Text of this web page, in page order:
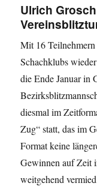
Ulrich
Mit 16
Schachklubs
die Ende Januar in
diesmal im
Zug“ statt, das im
Format keine
Gewinnen auf Zeit
weitgehend